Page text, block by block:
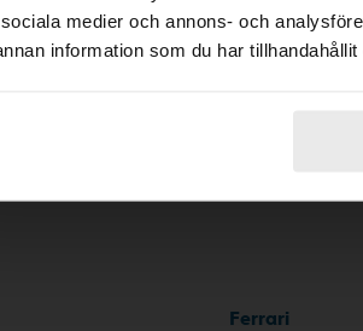
medier och annons- och
information som du har
Ferrari